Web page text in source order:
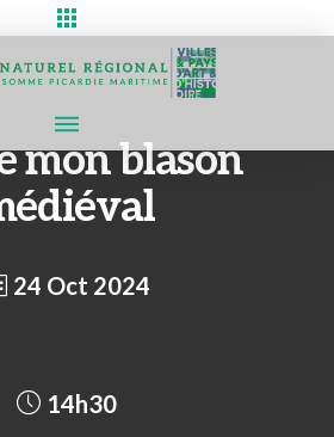
mon blason
24 Oct 2024
14h30